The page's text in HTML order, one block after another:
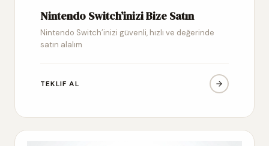
Nintendo Switch’inizi Bize Satın
Nintendo Switch’inizi güvenli, hızlı ve değerinde
satın alalım
TEKLIF AL